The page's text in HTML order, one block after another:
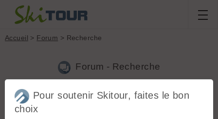
Accueil > Forum > Recherche
Forum - Recherche
Nouveau sujet|Voir tous les sujets
36 résultats
Pour soutenir Skitour, faites le bon
choix